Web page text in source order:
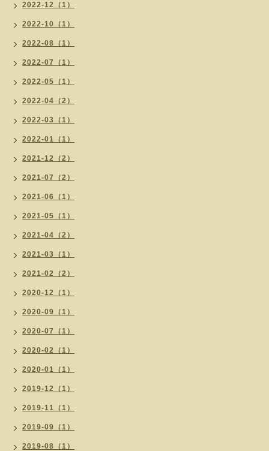
2022-12（1）
2022-10（1）
2022-08（1）
2022-07（1）
2022-05（1）
2022-04（2）
2022-03（1）
2022-01（1）
2021-12（2）
2021-07（2）
2021-06（1）
2021-05（1）
2021-04（2）
2021-03（1）
2021-02（2）
2020-12（1）
2020-09（1）
2020-07（1）
2020-02（1）
2020-01（1）
2019-12（1）
2019-11（1）
2019-09（1）
2019-08（1）